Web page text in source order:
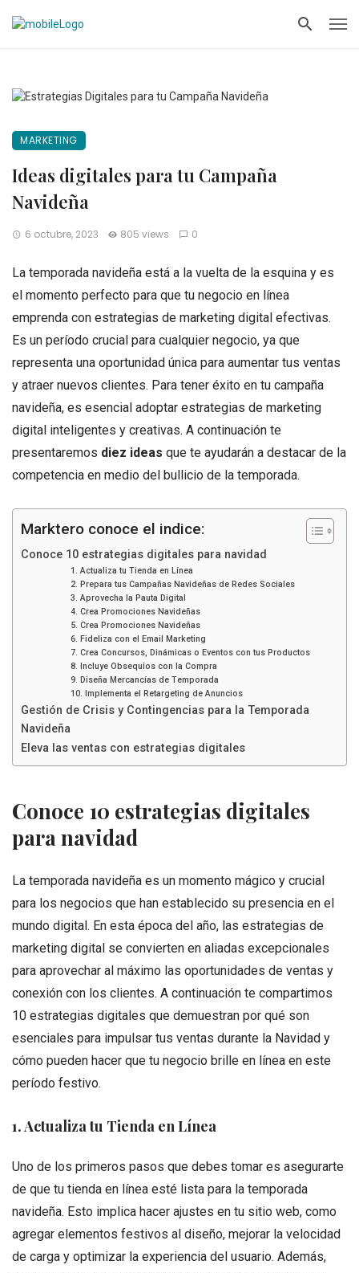
MARKETING
Ideas digitales para tu Campaña
Navideña
6 octubre, 2023 805 views 0
La temporada navideña está a la vuelta de la esquina y es
el momento perfecto para que tu negocio en línea
emprenda con estrategias de marketing digital efectivas.
Es un período crucial para cualquier negocio, ya que
representa una oportunidad única para aumentar tus ventas
y atraer nuevos clientes. Para tener éxito en tu campaña
navideña, es esencial adoptar estrategias de marketing
digital inteligentes y creativas. A continuación te
presentaremos diez ideas que te ayudarán a destacar de la
competencia en medio del bullicio de la temporada.
Marktero conoce el indice:
Conoce 10 estrategias digitales para navidad
1. Actualiza tu Tienda en Línea
2. Prepara tus Campañas Navideñas de Redes Sociales
3. Aprovecha la Pauta Digital
4. Crea Promociones Navideñas
5. Crea Promociones Navideñas
6. Fideliza con el Email Marketing
7. Crea Concursos, Dinámicas o Eventos con tus Productos
8. Incluye Obsequios con la Compra
9. Diseña Mercancías de Temporada
10. Implementa el Retargeting de Anuncios
Gestión de Crisis y Contingencias para la Temporada
Navideña
Eleva las ventas con estrategias digitales
Conoce 10 estrategias digitales
para navidad
La temporada navideña es un momento mágico y crucial
para los negocios que han establecido su presencia en el
mundo digital. En esta época del año, las estrategias de
marketing digital se convierten en aliadas excepcionales
para aprovechar al máximo las oportunidades de ventas y
conexión con los clientes. A continuación te compartimos
10 estrategias digitales que demuestran por qué son
esenciales para impulsar tus ventas durante la Navidad y
cómo pueden hacer que tu negocio brille en línea en este
período festivo.
1. Actualiza tu Tienda en Línea
Uno de los primeros pasos que debes tomar es asegurarte
de que tu tienda en línea esté lista para la temporada
navideña. Esto implica hacer ajustes en tu sitio web, como
agregar elementos festivos al diseño, mejorar la velocidad
de carga y optimizar la experiencia del usuario. Además,